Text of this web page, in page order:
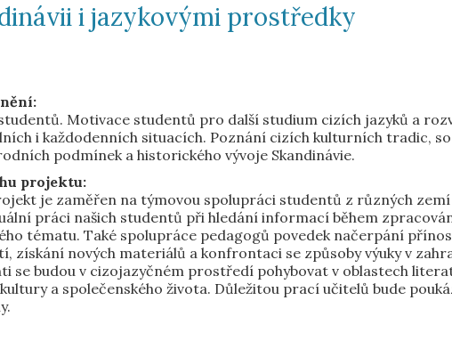
i jazykovými prostředky
Motivace studentů pro další studium cizích jazyků a
i každodenních situacích. Poznání cizích kulturních tradic,
podmínek a historického vývoje Skandinávie.
projektu:
je zaměřen na týmovou spolupráci studentů z různých zemí
práci našich studentů při hledání informací během
tématu. Také spolupráce pedagogů povedek načerpání
získání nových materiálů a konfrontaci se způsoby výuky v
se budou v cizojazyčném prostředí pohybovat v oblastech
a společenského života. Důležitou prací učitelů bude